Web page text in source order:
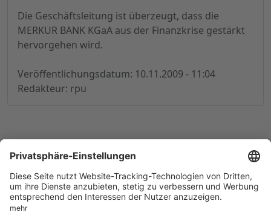
Die Geschäftsleitung ist überzeugt, dass die
MERKUR BANK KGaA aus der Finanzkrise gestärkt
hervorgehen wird.
Veröffentlichungsdatum: 10.11.2009 - 11:04
Redakteur: rpu
© 1998-2026by GSC Research GmbH
Datenschutz